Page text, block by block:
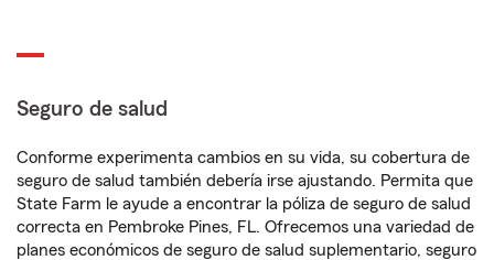
Seguro de salud
Conforme experimenta cambios en su vida, su cobertura de
seguro de salud también debería irse ajustando. Permita que
State Farm le ayude a encontrar la póliza de seguro de salud
correcta en Pembroke Pines, FL. Ofrecemos una variedad de
planes económicos de seguro de salud suplementario, seguro